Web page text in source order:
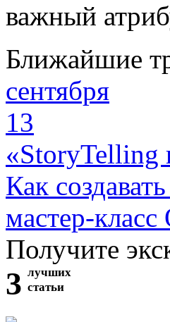
важный
Ближайшие
сентября
13
«StoryTelling
Как
мастер-
Получите
3 лучших
статьи